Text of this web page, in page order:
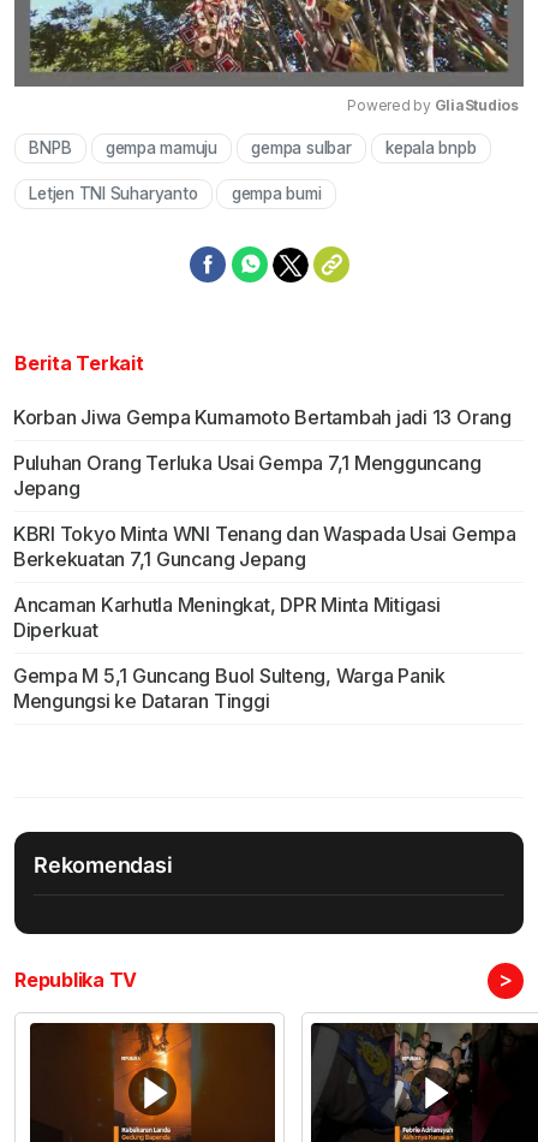
Mute
Powered by GliaStudios
BNPB gempa mamuju gempa sulbar kepala bnpb
Letjen TNI Suharyanto gempa bumi
Berita Terkait
Korban Jiwa Gempa Kumamoto Bertambah jadi 13 Orang
Puluhan Orang Terluka Usai Gempa 7,1 Mengguncang
Jepang
KBRI Tokyo Minta WNI Tenang dan Waspada Usai Gempa
Berkekuatan 7,1 Guncang Jepang
Ancaman Karhutla Meningkat, DPR Minta Mitigasi
Diperkuat
Gempa M 5,1 Guncang Buol Sulteng, Warga Panik
Mengungsi ke Dataran Tinggi
Rekomendasi
Republika TV >